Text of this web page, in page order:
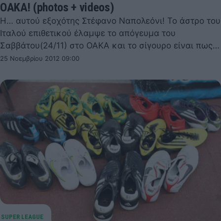
ΟΑΚΑ! (photos + videos)
Η… αυτού εξοχότης Στέφανο Ναπολεόνι! Το άστρο του
Ιταλού επιθετικού έλαμψε το απόγευμα του
Σαββάτου(24/11) στο ΟΑΚΑ και το σίγουρο είναι πως…
25 Νοεμβρίου 2012 09:00